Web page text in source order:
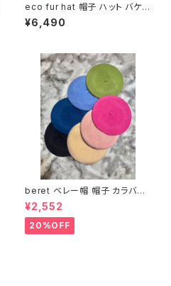
eco fur hat 帽子 ハット バケッ
トハット エコファー フェイクファ
ー もこもこ
¥6,490
beret ベレー帽 帽子 カラバリ
カラフル
¥2,552
20%OFF